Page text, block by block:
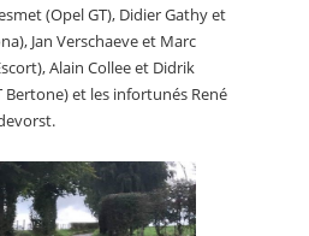
(Opel GT), Didier Gathy et
Jan Verschaeve et Marc
Alain Collee et Didrik
Bertone) et les infortunés René